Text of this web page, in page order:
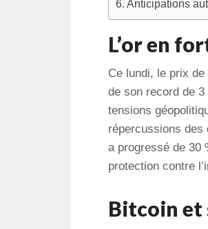
Anticipations
L’or en
Ce lundi, le prix de
de son record de
tensions
répercussions des
a progressé de 30
protection contre
Bitcoin et